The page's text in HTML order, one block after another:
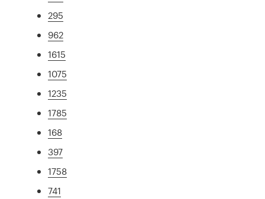
295
962
1615
1075
1235
1785
168
397
1758
741